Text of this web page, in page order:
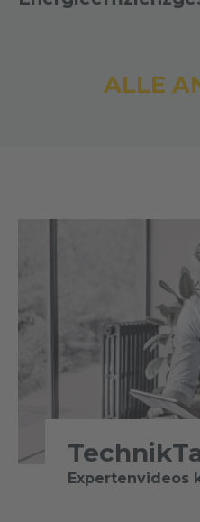
ALLE
Expertenvideos